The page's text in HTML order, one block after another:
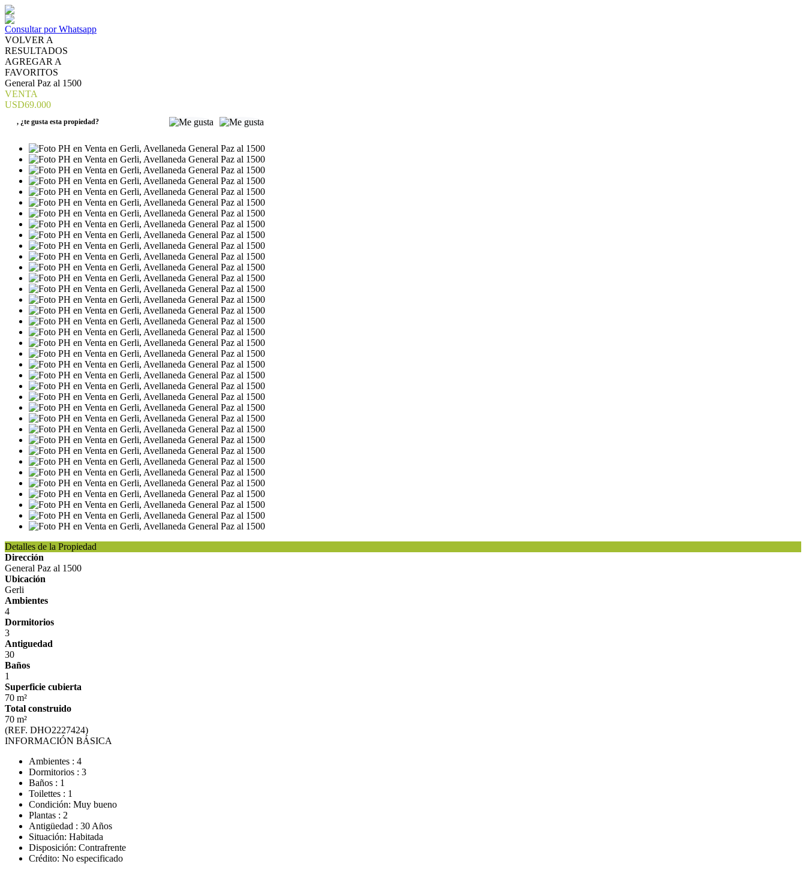
Consultar por Whatsapp
VOLVER A
RESULTADOS
AGREGAR A
FAVORITOS
General Paz al 1500
VENTA
USD69.000
, ¿te gusta esta propiedad?
Detalles de la Propiedad
Dirección
General Paz al 1500
Ubicación
Gerli
Ambientes
4
Dormitorios
3
Antiguedad
30
Baños
1
Superficie cubierta
70 m²
Total construido
70 m²
(REF. DHO2227424)
INFORMACIÓN BÁSICA
Ambientes : 4
Dormitorios : 3
Baños : 1
Toilettes : 1
Condición: Muy bueno
Plantas : 2
Antigüedad : 30 Años
Situación: Habitada
Disposición: Contrafrente
Crédito: No especificado